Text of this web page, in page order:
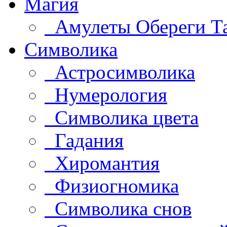
Амулеты Обереги
Символика
Астросимволика
Нумерология
Символика цвета
Гадания
Хиромантия
Физиогномика
Символика снов